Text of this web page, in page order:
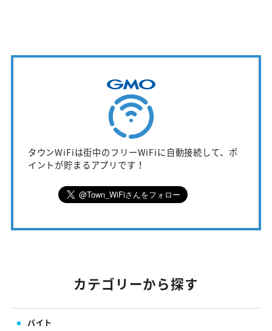
タウンWiFiは街中のフリーWiFiに自動接続して、ポ
イントが貯まるアプリです！
カテゴリーから探す
バイト